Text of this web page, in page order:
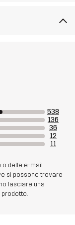
5% Poliestere
538
136
36
12
11
delle e-mail
si possono trovare
lasciare una